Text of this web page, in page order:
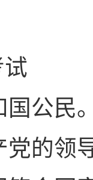
国公民
党的领